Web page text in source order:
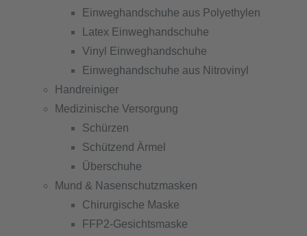
Einweghandschuhe aus Polyethylen
Latex Einweghandschuhe
Vinyl Einweghandschuhe
Einweghandschuhe aus Nitrovinyl
Handreiniger
Medizinische Versorgung
Schürzen
Schützend Ärmel
Überschuhe
Mund & Nasenschutzmasken
Chirurgische Maske
FFP2-Gesichtsmaske